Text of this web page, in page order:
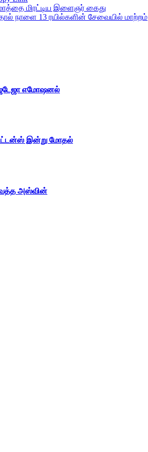
மிரட்​டிய இளைஞர் கைது
நாளை 13 ரயில்களின் சேவையில் மாற்றம்
ஜடேஜா எமோஷனல்
டைட்டன்ஸ் இன்று மோதல்
அஸ்வின்